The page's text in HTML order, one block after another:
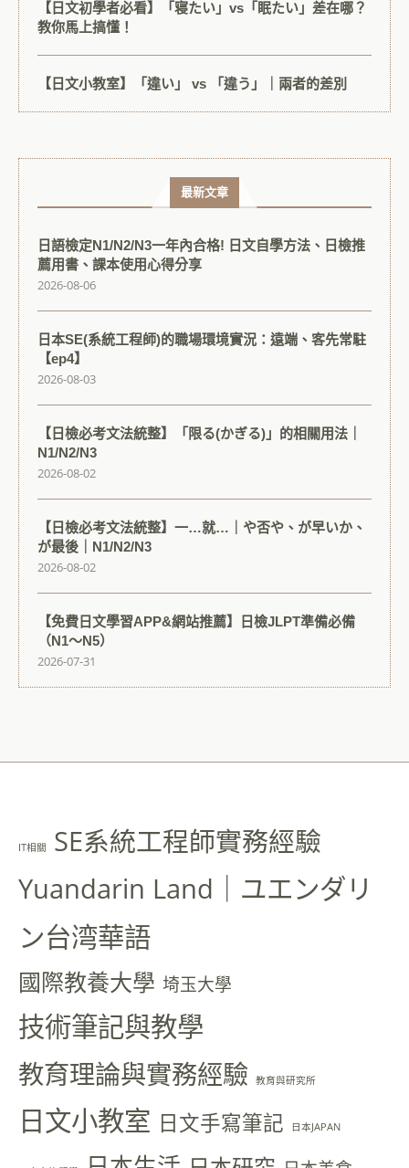
【日文初學者必看】「寝たい」vs「眠たい」差在哪？
教你馬上搞懂！
【日文小教室】「違い」 vs 「違う」｜兩者的差別
最新文章
日語檢定N1/N2/N3一年內合格! 日文自學方法、日檢推
薦用書、課本使用心得分享
2026-08-06
日本SE(系統工程師)的職場環境實況：遠端、客先常駐
【ep4】
2026-08-03
【日檢必考文法統整】「限る(かぎる)」的相關用法｜
N1/N2/N3
2026-08-02
【日檢必考文法統整】一…就…｜や否や、が早いか、
が最後｜N1/N2/N3
2026-08-02
【免費日文學習APP&網站推薦】日檢JLPT準備必備
（N1～N5）
2026-07-31
IT相關 SE系統工程師實務經驗
Yuandarin Land｜ユエンダリ
ン台湾華語
國際教養大學 埼玉大學
技術筆記與教學
教育理論與實務經驗 教育與研究所
日文小教室 日文手寫筆記 日本JAPAN